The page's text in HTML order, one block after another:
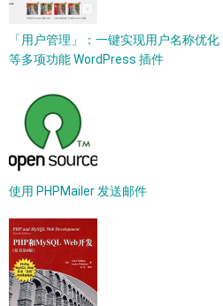
「用户管理」：一键实现用户名称优
等多项功能 WordPress 插件
使用 PHPMailer 发送邮件